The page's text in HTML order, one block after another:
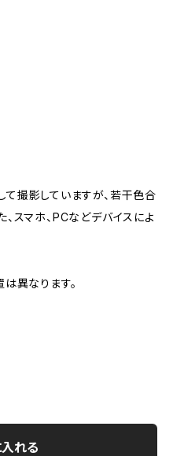
撮影していますが、若干色合
スマホ、PCなどデバイスによ
異なります。
れる